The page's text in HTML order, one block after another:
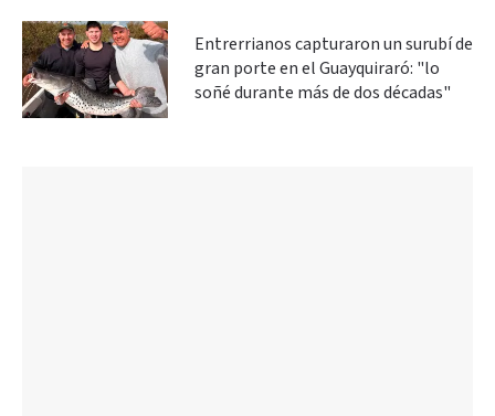
Entrerrianos capturaron un surubí de
gran porte en el Guayquiraró: "lo
soñé durante más de dos décadas"